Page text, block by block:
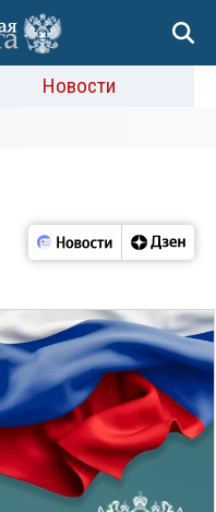
Новости